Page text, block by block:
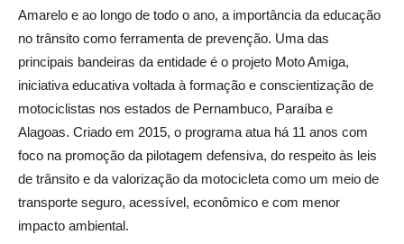
Amarelo e ao longo de todo o ano, a importância da educação
no trânsito como ferramenta de prevenção. Uma das
principais bandeiras da entidade é o projeto Moto Amiga,
iniciativa educativa voltada à formação e conscientização de
motociclistas nos estados de Pernambuco, Paraíba e
Alagoas. Criado em 2015, o programa atua há 11 anos com
foco na promoção da pilotagem defensiva, do respeito às leis
de trânsito e da valorização da motocicleta como um meio de
transporte seguro, acessível, econômico e com menor
impacto ambiental.